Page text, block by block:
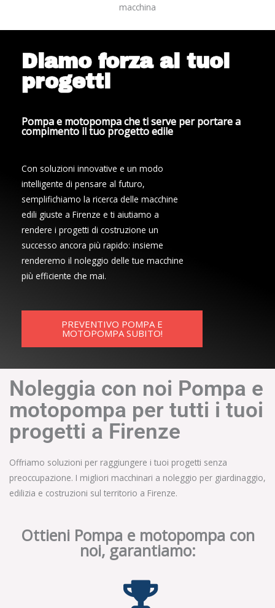
macchina
Diamo forza ai tuoi
progetti
Pompa e motopompa che ti serve per portare a
compimento il tuo progetto edile
Con soluzioni innovative e un modo
intelligente di pensare al futuro,
semplifichiamo la ricerca delle macchine
edili giuste a Firenze e ti aiutiamo a
rendere i progetti di costruzione un
successo ancora più rapido: insieme
renderemo il noleggio delle tue macchine
più efficiente che mai.
PREVENTIVO POMPA E
MOTOPOMPA SUBITO!
Noleggia con noi Pompa e
motopompa per tutti i tuoi
progetti a Firenze
Offriamo soluzioni per raggiungere i tuoi progetti senza
preoccupazione. I migliori macchinari a noleggio per giardinaggio,
edilizia e costruzioni sul territorio a Firenze.
Ottieni Pompa e motopompa con
noi, garantiamo: